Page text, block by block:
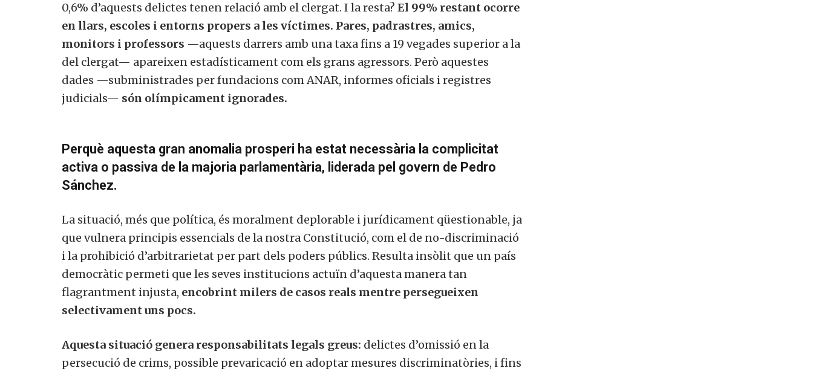
0,6% d’aquests delictes tenen relació amb el clergat. I la resta? El 99% restant ocorre
en llars, escoles i entorns propers a les víctimes. Pares, padrastres, amics,
monitors i professors —aquests darrers amb una taxa fins a 19 vegades superior a la
del clergat— apareixen estadísticament com els grans agressors. Però aquestes
dades —subministrades per fundacions com ANAR, informes oficials i registres
judicials— són olímpicament ignorades.
Perquè aquesta gran anomalia prosperi ha estat necessària la complicitat
activa o passiva de la majoria parlamentària, liderada pel govern de Pedro
Sánchez.
La situació, més que política, és moralment deplorable i jurídicament qüestionable, ja
que vulnera principis essencials de la nostra Constitució, com el de no-discriminació
i la prohibició d’arbitrarietat per part dels poders públics. Resulta insòlit que un país
democràtic permeti que les seves institucions actuïn d’aquesta manera tan
flagrantment injusta, encobrint milers de casos reals mentre persegueixen
selectivament uns pocs.
Aquesta situació genera responsabilitats legals greus: delictes d’omissió en la
persecució de crims, possible prevaricació en adoptar mesures discriminatòries, i fins